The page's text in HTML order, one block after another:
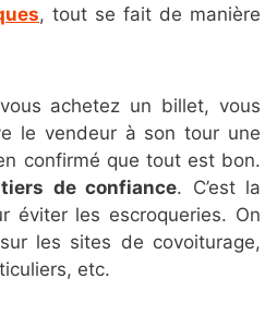
, tout se fait de manière
achetez un billet, vous
le vendeur à son tour une
confirmé que tout est bon.
tiers de confiance. C’est la
éviter les escroqueries. On
les sites de covoiturage,
etc.